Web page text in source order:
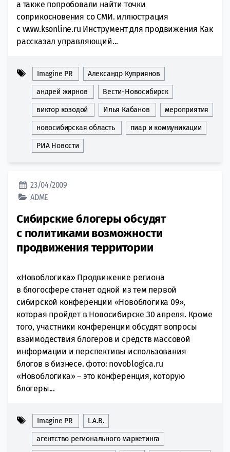
а также попробовали найти точки
соприкосновения со СМИ. иллюстрация
с www.ksonline.ru Инструмент для продвижения Как
рассказал управляющий...
Imagine PR Александр Куприянов
андрей жирнов Вести-Новосибирск
виктор козодой Илья Кабанов мероприятия
новосибирская область пиар и коммуникации
РИА Новости
23/04/2009
ADME
Сибирские блогеры обсудят
с политиками возможности
продвижения территории
«Новоблогика» Продвижение региона
в блогосфере станет одной из тем первой
сибирской конференции «Новоблогика 09»,
которая пройдет в Новосибирске 30 апреля. Кроме
того, участники конференции обсудят вопросы
взаимодествия блогеров и средств массовой
информации и перспективы использования
блогов в бизнесе. фото: novoblogica.ru
«Новоблогика» – это конференция, которую
блогеры...
Imagine PR L.A.B.
агентство регионального маркетинга